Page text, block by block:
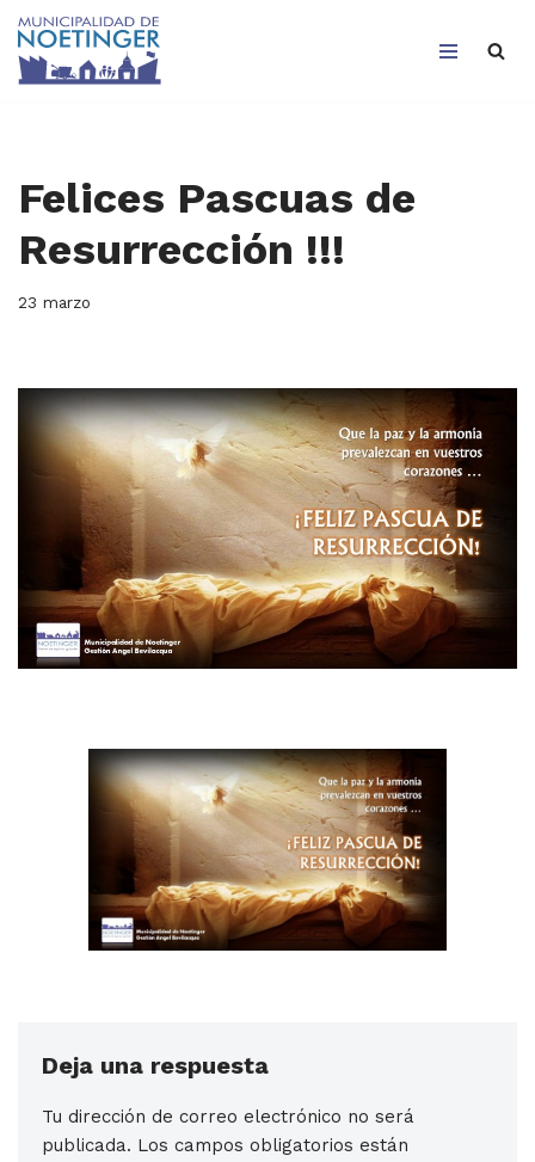
Saltar
Felices Pascuas de
Resurrección !!!
23 marzo
Deja una respuesta
Tu dirección de correo electrónico no será
publicada. Los campos obligatorios están